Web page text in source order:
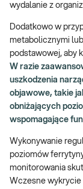
wydalanie z
Dodatkowo w
metabolicznymi
podstawowej, aby
W razie
uszkodzenia
objawowe, takie
obniżających
wspomagające
Wykonywanie
poziomów
monitorowania
Wczesne wykrycie